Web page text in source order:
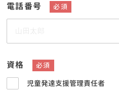
電話番号 必須
資格 必須
児童発達支援管理責任者